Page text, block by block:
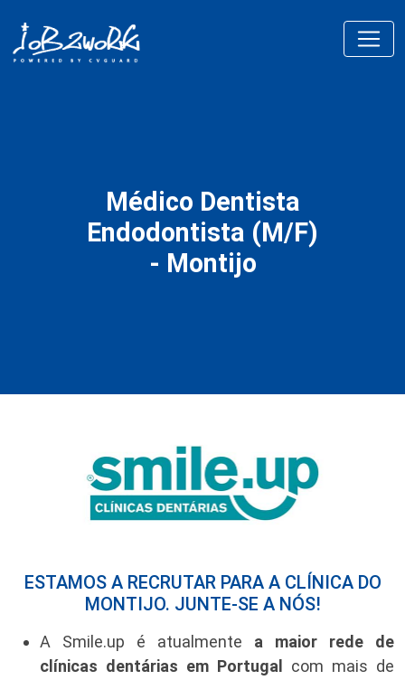
Médico Dentista
Endodontista (M/F)
- Montijo
ESTAMOS A RECRUTAR PARA A CLÍNICA DO
MONTIJO. JUNTE-SE A NÓS!
A Smile.up é atualmente a maior rede de
clínicas dentárias em Portugal com mais de